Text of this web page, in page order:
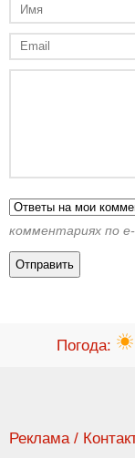
комментариях по e-
Погода:
Реклама /